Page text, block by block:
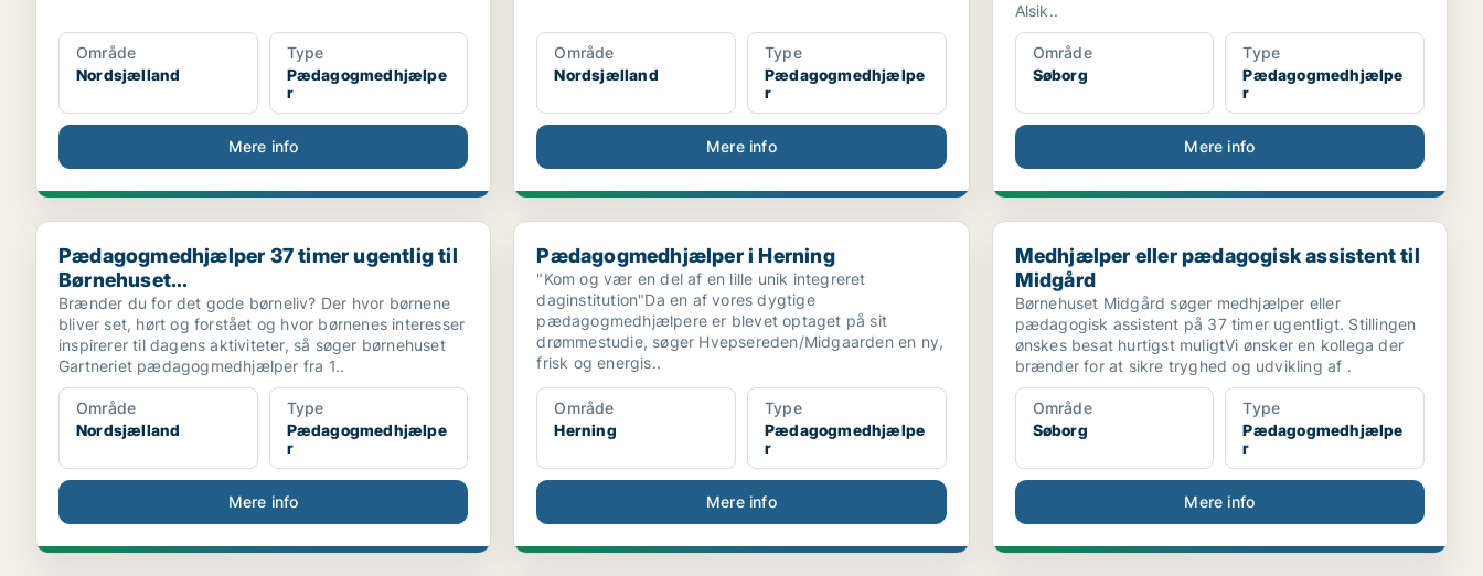
Område
Nordsjælland
Type
Pædagogmedhjælpe
r
Mere info
Område
Nordsjælland
Type
Pædagogmedhjælpe
r
Mere info
Alsik..
Område
Søborg
Type
Pædagogmedhjælpe
r
Mere info
Pædagogmedhjælper 37 timer ugentlig til Børnehuset...
Pædagogmedhjælper 37 timer ugentlig til
Børnehuset...
Brænder du for det gode børneliv? Der hvor børnene
bliver set, hørt og forstået og hvor børnenes interesser
inspirerer til dagens aktiviteter, så søger børnehuset
Gartneriet pædagogmedhjælper fra 1..
Område
Nordsjælland
Type
Pædagogmedhjælpe
r
Mere info
Pædagogmedhjælper i Herning
Pædagogmedhjælper i Herning
"Kom og vær en del af en lille unik integreret
daginstitution"Da en af vores dygtige
pædagogmedhjælpere er blevet optaget på sit
drømmestudie, søger Hvepsereden/Midgaarden en ny,
frisk og energis..
Område
Herning
Type
Pædagogmedhjælpe
r
Mere info
Medhjælper eller pædagogisk assistent til Midgård
Medhjælper eller pædagogisk assistent til
Midgård
Børnehuset Midgård søger medhjælper eller
pædagogisk assistent på 37 timer ugentligt. Stillingen
ønskes besat hurtigst muligtVi ønsker en kollega der
brænder for at sikre tryghed og udvikling af .
Område
Søborg
Type
Pædagogmedhjælpe
r
Mere info